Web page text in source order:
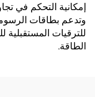
وتدعم بطاقات
للترقيات المستقبلية
الطاقة.